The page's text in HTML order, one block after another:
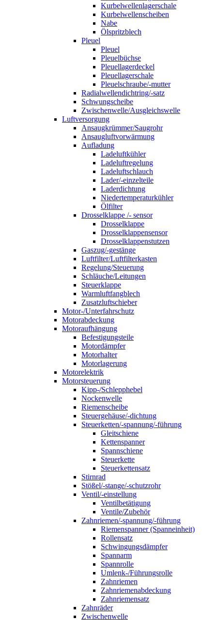
Kurbelwellenlagerschale
Kurbelwellenscheiben
Nabe
Ölspritzblech
Pleuel
Pleuel
Pleuelbüchse
Pleuellagerdeckel
Pleuellagerschale
Pleuelschraube/-mutter
Radialwellendichtring/-satz
Schwungscheibe
Zwischenwelle/Ausgleichswelle
Luftversorgung
Ansaugkrümmer/Saugrohr
Ansaugluftvorwärmung
Aufladung
Ladeluftkühler
Ladeluftregelung
Ladeluftschlauch
Lader/-einzelteile
Laderdichtung
Niedertemperaturkühler
Ölfilter
Drosselklappe /- sensor
Drosselklappe
Drosselklappensensor
Drosselklappenstutzen
Gaszug/-gestänge
Luftfilter/Luftfilterkasten
Regelung/Steuerung
Schläuche/Leitungen
Steuerklappe
Warmluftfangblech
Zusatzluftschieber
Motor-/Unterfahrschutz
Motorabdeckung
Motoraufhängung
Befestigungsteile
Motordämpfer
Motorhalter
Motorlagerung
Motorelektrik
Motorsteuerung
Kipp-/Schlepphebel
Nockenwelle
Riemenscheibe
Steuergehäuse/-dichtung
Steuerketten/-spannung/-führung
Gleitschiene
Kettenspanner
Spannschiene
Steuerkette
Steuerkettensatz
Stirnrad
Stößel/-stange/-schutzrohr
Ventil/-einstellung
Ventilbetätigung
Ventile/Zubehör
Zahnriemen/-spannung/-führung
Riemenspanner (Spanneinheit)
Rollensatz
Schwingungsdämpfer
Spannarm
Spannrolle
Umlenk-/Führungsrolle
Zahnriemen
Zahnriemenabdeckung
Zahnriemensatz
Zahnräder
Zwischenwelle